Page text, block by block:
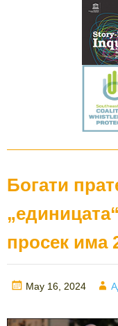
Богати
просек има
Posted
May 16, 2024